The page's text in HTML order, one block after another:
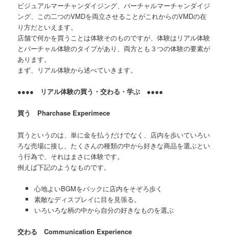
ビジュアルマーチャンダイジング、バーチャルマーチャンダイジ
ング、この二つのVMDを両立させることがこれからのVMDの在
り方だといえます。
店舗で何かを買うことは体験そのものですが、体験はリアル体験
とバーチャル体験のタイプがあり、両方とも３つの体験の要素が
あります。
まず、リアル体験から述べていきます。
●●●● リアル体験の買う・交わる・学ぶ ●●●●
買う Pharchase Experimece
買うというのは、単に金を払うだけでなく、店内を歩いていろい
ろな売場に接し、たくさんの種類の中から好きな商品を選ぶとい
う行為で、それはまさに体験です。
例えば下記のようなものです。
心地よいBGMをバックに店内をそぞろ歩く
素敵なディスプレイに目を見張る。
いろいろな柄の中から自分の好きなものを選ぶ
交わる Communication Experience